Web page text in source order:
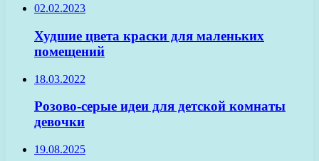
02.02.2023
Худшие цвета краски для маленьких
помещений
18.03.2022
Розово-серые идеи для детской комнаты
девочки
19.08.2025